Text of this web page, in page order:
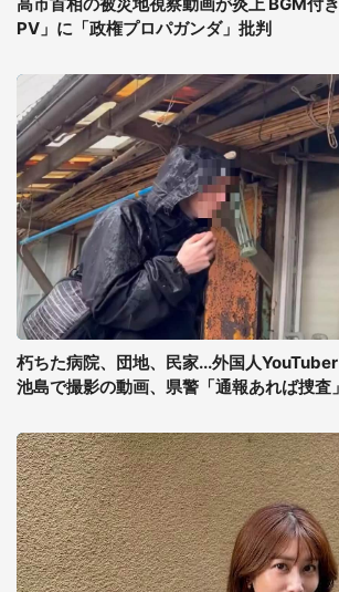
PV」に「政権プロパガンダ」批判
朽ちた病院、団地、民家...外国人YouTuber
池島で撮影の動画、県警「通報あれば捜査」